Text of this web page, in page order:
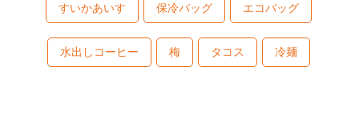
すいかあいす 保冷バッグ エコバッグ
水出しコーヒー 梅 タコス 冷麺